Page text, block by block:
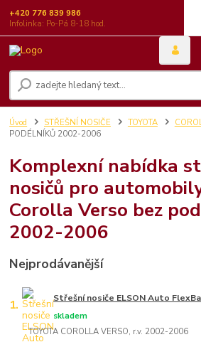
+420 776 839 986
Infolinka: Po-Pá 8-18 hod.
Úvod STŘEŠNÍ NOSIČE TOYOTA
PODÉLNÍKŮ 2002-2006
Komplexní nabídka
nosičů pro
Corolla Verso bez
2002-2006
Nejprodávanější
1. Střešní nosiče ELSON Auto
TOYOTA COROLLA VERSO, r.v. 2002-2006
skladem